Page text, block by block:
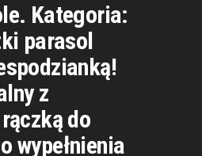
Kategoria:
parasol
z
do
wypełnienia